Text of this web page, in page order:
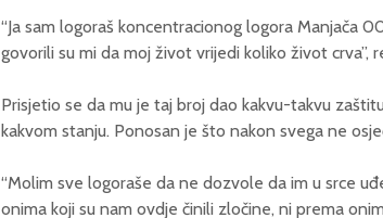
“Ja sam logoraš koncentracionog logora Manjača
govorili su mi da moj život vrijedi koliko život crva”,
Prisjetio se da mu je taj broj dao kakvu-takvu
kakvom stanju. Ponosan je što nakon svega ne
“Molim sve logoraše da ne dozvole da im u srce
onima koji su nam ovdje činili zločine, ni prema